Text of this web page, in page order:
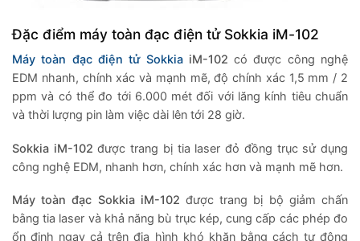
Đặc điểm máy toàn đạc điện tử Sokkia iM-102
Máy toàn đạc điện tử SokkiaiM-102có được công nghệ
EDM nhanh, chính xác và mạnh mẽ, độ chính xác 1,5 mm / 2
ppm và có thể đo tới 6.000 mét đối với lăng kính tiêu chuẩn
và thời lượng pin làm việc dài lên tới 28 giờ.
Sokkia iM-102được trang bị tia laser đỏ đồng trục sử dụng
công nghệ EDM, nhanh hơn, chính xác hơn và mạnh mẽ hơn.
Máy toàn đạc Sokkia iM-102 được trang bị bộ giảm chấn
bằng tia laser và khả năng bù trục kép, cung cấp các phép đo
ổn định ngay cả trên địa hình khó khăn bằng cách tự động